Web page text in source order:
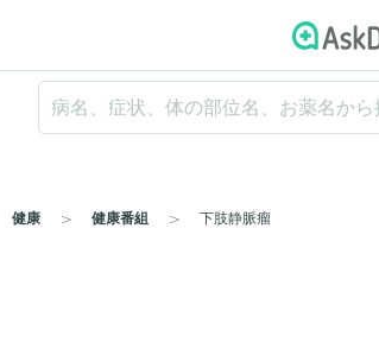
健康 健康番組 下肢静脈瘤